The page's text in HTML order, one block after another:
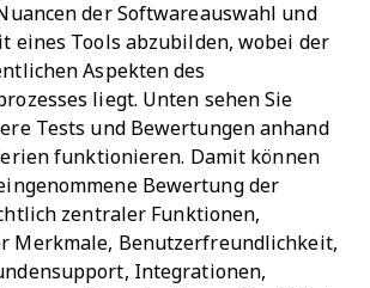
der Softwareauswahl und
eines Tools abzubilden, wobei der
Aspekten des
liegt. Unten sehen Sie
Tests und Bewertungen anhand
funktionieren. Damit können
Bewertung der
zentraler Funktionen,
Merkmale, Benutzerfreundlichkeit,
Integrationen,